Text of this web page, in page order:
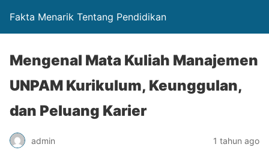
Fakta Menarik Tentang Pendidikan
Mengenal Mata Kuliah Manajemen
UNPAM Kurikulum, Keunggulan,
dan Peluang Karier
admin 1 tahun ago